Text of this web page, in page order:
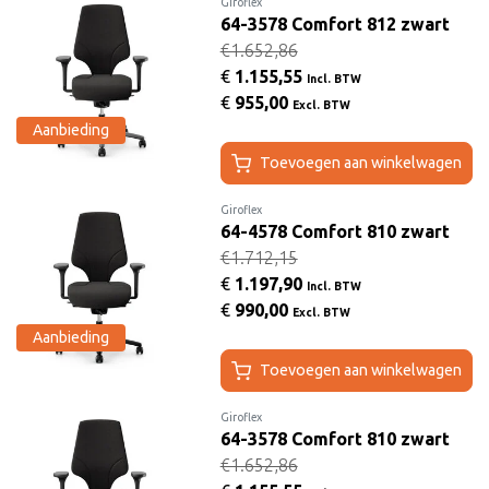
Aanbieding
64-3578 Comfort 812 zwart
€1.652,86
€ 1.155,55 Incl. BTW
€ 955,00 Excl. BTW
Toevoegen aan winkelwagen
Aanbieding
Giroflex
64-4578 Comfort 810 zwart
€1.712,15
€ 1.197,90 Incl. BTW
€ 990,00 Excl. BTW
Toevoegen aan winkelwagen
Giroflex
64-3578 Comfort 810 zwart
€1.652,86